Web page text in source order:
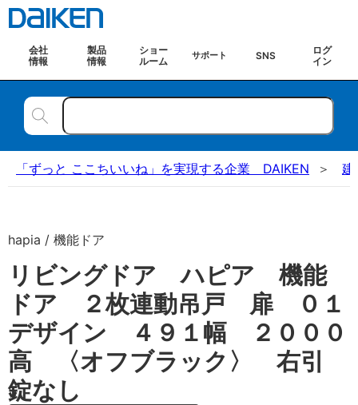
会社
情報
製品
情報
ショー
ルーム
サポート SNS
ログ
イン
「ずっと ここちいいね」を実現する企業 DAIKEN 建
hapia / 機能ドア
リビングドア ハピア 機能
ドア ２枚連動吊戸 扉 ０１
デザイン ４９１幅 ２０００
高 〈オフブラック〉 右引
錠なし